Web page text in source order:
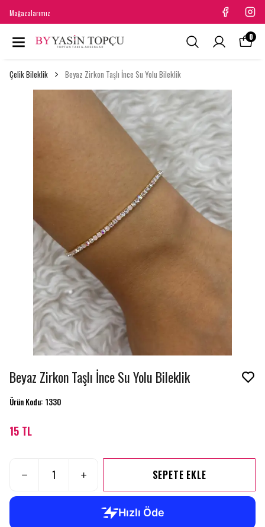
Mağazalarımız
0
Çelik Bileklik Beyaz Zirkon Taşlı İnce Su Yolu Bileklik
Beyaz Zirkon Taşlı İnce Su Yolu Bileklik
Ürün Kodu: 1330
15 TL
SEPETE EKLE